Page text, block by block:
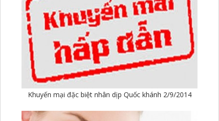
Khuyến mại đặc biệt nhân dịp Quốc khánh 2/9/2014